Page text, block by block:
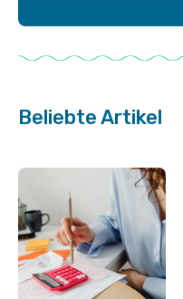
Beliebte Artikel